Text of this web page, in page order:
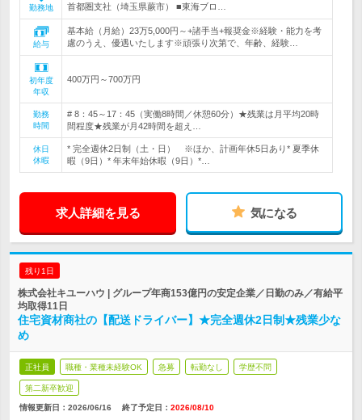
勤務地
首都圏支社（埼玉県蕨市） ■東海ブロ…
給与
基本給（月給）23万5,000円～+諸手当+報奨金※経験・能力を考
慮のうえ、優遇いたします※頑張り次第で、年齢、経験…
初年度
年収
400万円～700万円
勤務
時間
# 8：45～17：45（実働8時間／休憩60分）★残業は月平均20時
間程度★残業が月42時間を超え…
休日
休暇
* 完全週休2日制（土・日） ※ほか、計画年休5日あり* 夏季休
暇（9日）* 年末年始休暇（9日）*…
求人詳細を見る 気になる
残り1日
株式会社キユーハウ | グループ年商153億円の安定企業／日勤のみ／有給平
均取得11日
住宅資材商社の【配送ドライバー】★完全週休2日制★残業少な
め
正社員 職種・業種未経験OK 急募 転勤なし 学歴不問
第二新卒歓迎
情報更新日：2026/06/16 終了予定日： 2026/08/10